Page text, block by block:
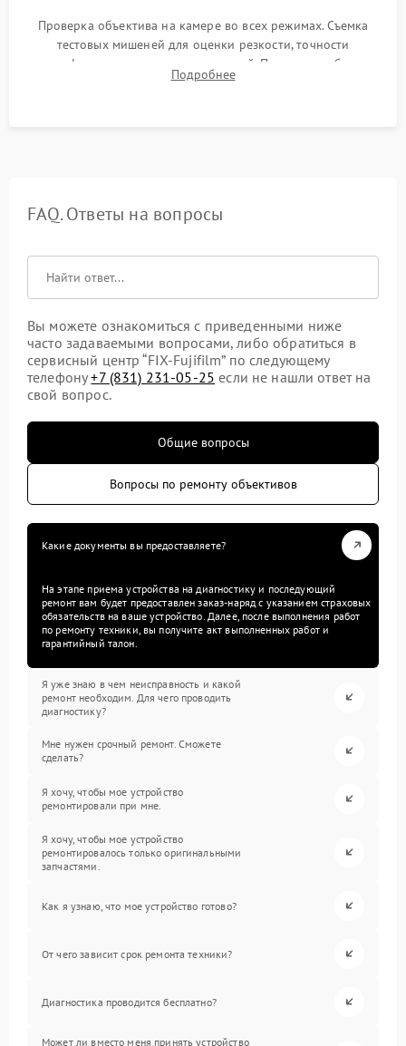
Проверка объектива на камере во всех режимах. Съемка
тестовых мишеней для оценки резкости, точности
автофокуса и отсутствия искажений. Проверка работы
диафрагмы на закрытых значениях и тестирование
Подробнее
FAQ. Ответы на вопросы
Вы можете ознакомиться с приведенными ниже
часто задаваемыми вопросами, либо обратиться в
сервисный центр “FIX-Fujifilm” по следующему
телефону+7 (831) 231-05-25 если не нашли ответ на
свой вопрос.
Общие вопросы
Вопросы по ремонту объективов
Какие документы вы предоставляете?
На этапе приема устройства на диагностику и последующий
ремонт вам будет предоставлен заказ-наряд с указанием страховых
обязательств на ваше устройство. Далее, после выполнения работ
по ремонту техники, вы получите акт выполненных работ и
гарантийный талон.
Я уже знаю в чем неисправность и какой
ремонт необходим. Для чего проводить
диагностику?
Мне нужен срочный ремонт. Сможете
сделать?
Я хочу, чтобы мое устройство
ремонтировали при мне.
Я хочу, чтобы мое устройство
ремонтировалось только оригинальными
запчастями.
Как я узнаю, что мое устройство готово?
От чего зависит срок ремонта техники?
Диагностика проводится бесплатно?
Может ли вместо меня принять устройство